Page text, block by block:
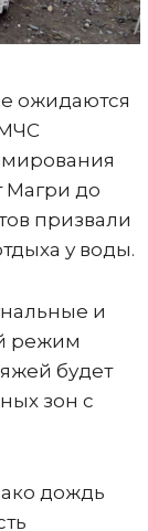
ожидаются
Магри до
призвали
у воды.
и
режим
будет
зон с
дождь